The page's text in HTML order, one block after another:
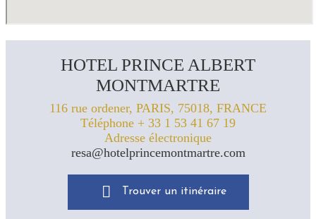
HOTEL PRINCE ALBERT
MONTMARTRE
116 rue ordener, PARIS, 75018, FRANCE
Téléphone + 33 1 53 41 67 19
Adresse électronique
resa@hotelprincemontmartre.com
Trouver un itinéraire